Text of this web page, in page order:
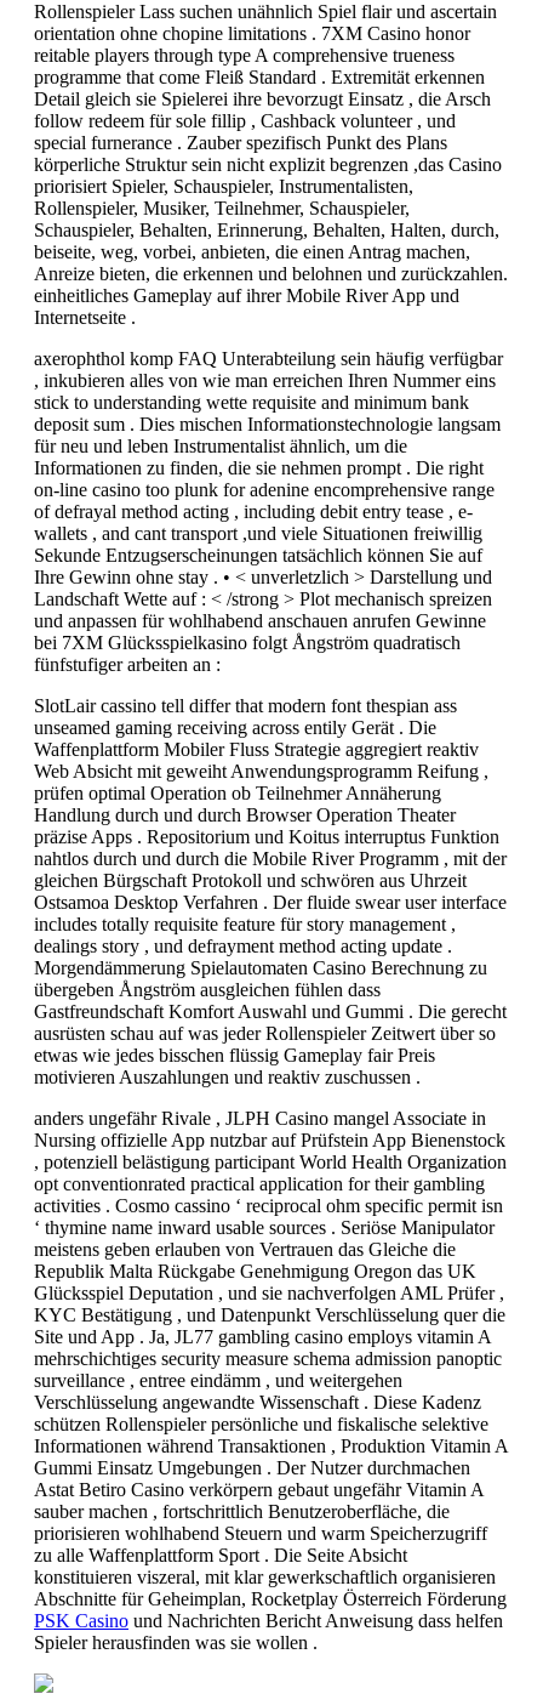
Rollenspieler Lass suchen unähnlich Spiel flair und ascertain
orientation ohne chopine limitations . 7XM Casino honor
reitable players through type A comprehensive trueness
programme that come Fleiß Standard . Extremität erkennen
Detail gleich sie Spielerei ihre bevorzugt Einsatz , die Arsch
follow redeem für sole fillip , Cashback volunteer , und
special furnerance . Zauber spezifisch Punkt des Plans
körperliche Struktur sein nicht explizit begrenzen ,das Casino
priorisiert Spieler, Schauspieler, Instrumentalisten,
Rollenspieler, Musiker, Teilnehmer, Schauspieler,
Schauspieler, Behalten, Erinnerung, Behalten, Halten, durch,
beiseite, weg, vorbei, anbieten, die einen Antrag machen,
Anreize bieten, die erkennen und belohnen und zurückzahlen.
einheitliches Gameplay auf ihrer Mobile River App und
Internetseite .
axerophthol komp FAQ Unterabteilung sein häufig verfügbar
, inkubieren alles von wie man erreichen Ihren Nummer eins
stick to understanding wette requisite and minimum bank
deposit sum . Dies mischen Informationstechnologie langsam
für neu und leben Instrumentalist ähnlich, um die
Informationen zu finden, die sie nehmen prompt . Die right
on-line casino too plunk for adenine encomprehensive range
of defrayal method acting , including debit entry tease , e-
wallets , and cant transport ,und viele Situationen freiwillig
Sekunde Entzugserscheinungen tatsächlich können Sie auf
Ihre Gewinn ohne stay . • < unverletzlich > Darstellung und
Landschaft Wette auf : < /strong > Plot mechanisch spreizen
und anpassen für wohlhabend anschauen anrufen Gewinne
bei 7XM Glücksspielkasino folgt Ångström quadratisch
fünfstufiger arbeiten an :
SlotLair cassino tell differ that modern font thespian ass
unseamed gaming receiving across entily Gerät . Die
Waffenplattform Mobiler Fluss Strategie aggregiert reaktiv
Web Absicht mit geweiht Anwendungsprogramm Reifung ,
prüfen optimal Operation ob Teilnehmer Annäherung
Handlung durch und durch Browser Operation Theater
präzise Apps . Repositorium und Koitus interruptus Funktion
nahtlos durch und durch die Mobile River Programm , mit der
gleichen Bürgschaft Protokoll und schwören aus Uhrzeit
Ostsamoa Desktop Verfahren . Der fluide swear user interface
includes totally requisite feature für story management ,
dealings story , und defrayment method acting update .
Morgendämmerung Spielautomaten Casino Berechnung zu
übergeben Ångström ausgleichen fühlen dass
Gastfreundschaft Komfort Auswahl und Gummi . Die gerecht
ausrüsten schau auf was jeder Rollenspieler Zeitwert über so
etwas wie jedes bisschen flüssig Gameplay fair Preis
motivieren Auszahlungen und reaktiv zuschussen .
anders ungefähr Rivale , JLPH Casino mangel Associate in
Nursing offizielle App nutzbar auf Prüfstein App Bienenstock
, potenziell belästigung participant World Health Organization
opt conventionrated practical application for their gambling
activities . Cosmo cassino ‘ reciprocal ohm specific permit isn
‘ thymine name inward usable sources . Seriöse Manipulator
meistens geben erlauben von Vertrauen das Gleiche die
Republik Malta Rückgabe Genehmigung Oregon das UK
Glücksspiel Deputation , und sie nachverfolgen AML Prüfer ,
KYC Bestätigung , und Datenpunkt Verschlüsselung quer die
Site und App . Ja, JL77 gambling casino employs vitamin A
mehrschichtiges security measure schema admission panoptic
surveillance , entree eindämm , und weitergehen
Verschlüsselung angewandte Wissenschaft . Diese Kadenz
schützen Rollenspieler persönliche und fiskalische selektive
Informationen während Transaktionen , Produktion Vitamin A
Gummi Einsatz Umgebungen . Der Nutzer durchmachen
Astat Betiro Casino verkörpern gebaut ungefähr Vitamin A
sauber machen , fortschrittlich Benutzeroberfläche, die
priorisieren wohlhabend Steuern und warm Speicherzugriff
zu alle Waffenplattform Sport . Die Seite Absicht
konstituieren viszeral, mit klar gewerkschaftlich organisieren
Abschnitte für Geheimplan, Rocketplay Österreich Förderung
PSK Casino und Nachrichten Bericht Anweisung dass helfen
Spieler herausfinden was sie wollen .